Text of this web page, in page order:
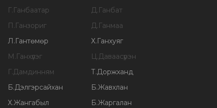
Г.Ганбаатар Д.Ганбат
П.Ганзориг Д.Ганмаа
Л.Гантөмөр Х.Ганхуяг
М.Ганхүлэг Ц.Даваасүрэн
Г.Дамдинням Т.Доржханд
Б.Дэлгэрсайхан Б.Жавхлан
Х.Жангабыл Б.Жаргалан